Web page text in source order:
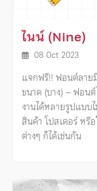
ไนน์ (Nine)
08 Oct 2023
แจกฟรี!! ฟอนต์ลาย
ขนาด (บาง) – ฟอน
งานได้หลายรูปแบบ
สินค้า โปสเตอร์ ห
ต่างๆ ก็ได้เช่นกัน